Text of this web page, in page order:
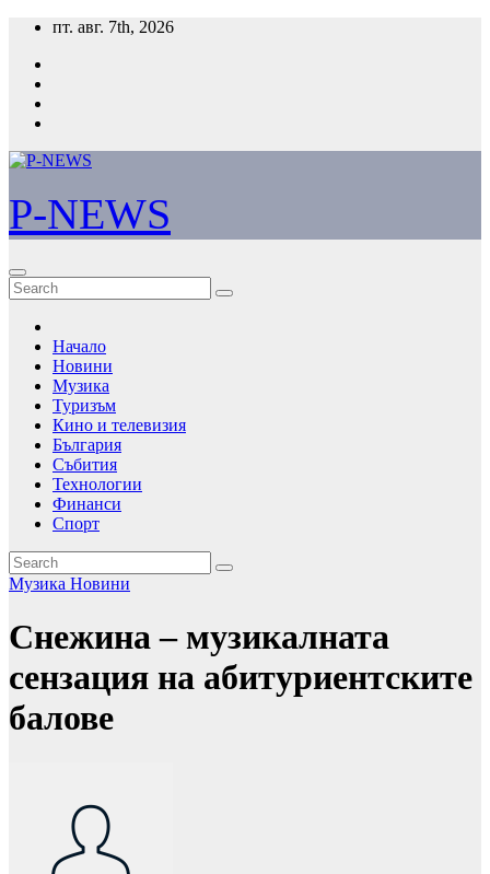
Skip
content
пт. авг. 7th, 2026
P-NEWS
Начало
Новини
Музика
Туризъм
Кино и телевизия
България
Събития
Технологии
Финанси
Спорт
Музика Новини
Снежина – музикалната
сензация на абитуриентските
балове